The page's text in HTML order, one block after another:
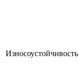
Износоустойчивость